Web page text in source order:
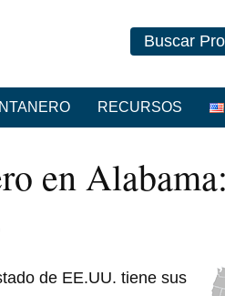
Buscar
RECURSOS
en Alabama:
de EE.UU. tiene sus